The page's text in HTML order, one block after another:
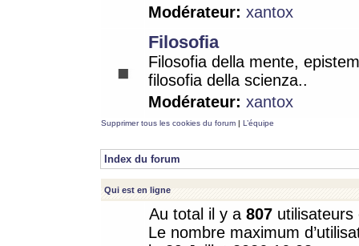
Modérateur: xantox
Filosofia
Filosofia della mente,
filosofia della scienza..
Modérateur: xantox
Supprimer tous les cookies du forum | L’équipe
Index du forum
Qui est en ligne
Au total il y a 807
Le nombre maximum